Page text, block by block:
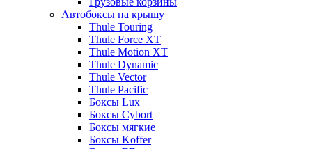
Автобоксы на крышу
Thule Touring
Thule Force XT
Thule Motion XT
Thule Dynamic
Thule Vector
Thule Pacific
Боксы Lux
Боксы Cybort
Боксы мягкие
Боксы Koffer